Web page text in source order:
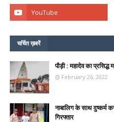
चर्चित ख़बरें
पौड़ी : महादेव का
February 26, 2022
नाबालिग के साथ दुष्कर्म
गिरफ्तार